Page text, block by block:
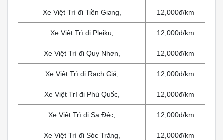
Xe Việt Trì đi Tiền Giang, 12,000đ/km
Xe Việt Trì đi Pleiku, 12,000đ/km
Xe Việt Trì đi Quy Nhơn, 12,000đ/km
Xe Việt Trì đi Rạch Giá, 12,000đ/km
Xe Việt Trì đi Phú Quốc, 12,000đ/km
Xe Việt Trì đi Sa Đéc, 12,000đ/km
Xe Việt Trì đi Sóc Trăng, 12,000đ/km